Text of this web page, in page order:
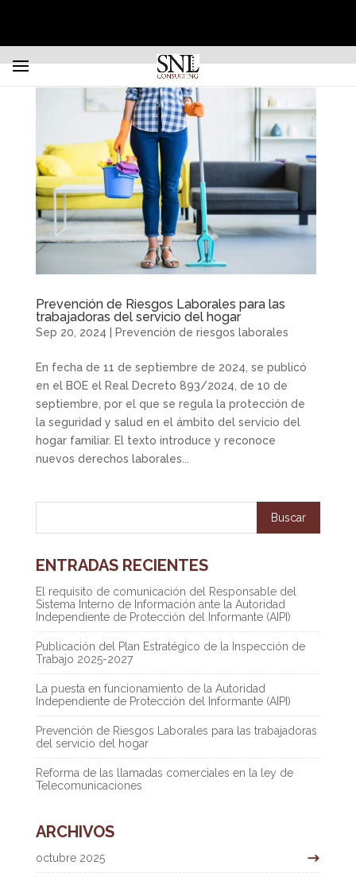
Prevención de Riesgos Laborales para las
trabajadoras del servicio del hogar
Sep 20, 2024 Prevención de riesgos laborales
En fecha de 11 de septiembre de 2024, se publicó
en el BOE el Real Decreto 893/2024, de 10 de
septiembre, por el que se regula la protección de
la seguridad y salud en el ámbito del servicio del
hogar familiar. El texto introduce y reconoce
nuevos derechos laborales...
ENTRADAS RECIENTES
El requisito de comunicación del Responsable del
Sistema Interno de Información ante la Autoridad
Independiente de Protección del Informante (AIPI)
Publicación del Plan Estratégico de la Inspección de
Trabajo 2025-2027
La puesta en funcionamiento de la Autoridad
Independiente de Protección del Informante (AIPI)
Prevención de Riesgos Laborales para las trabajadoras
del servicio del hogar
Reforma de las llamadas comerciales en la ley de
Telecomunicaciones
ARCHIVOS
octubre 2025